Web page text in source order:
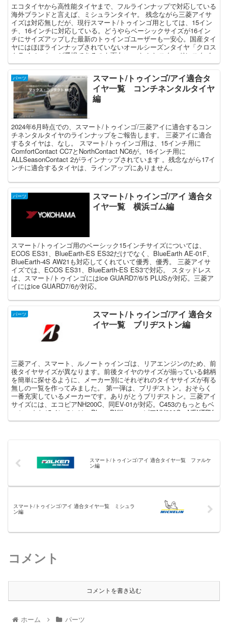
エコタイヤから高性能タイヤまで、フルラインナップで対応している
海外ブランドと言えば、ミシュランタイヤ。 残念ながら三菱アイサ
イズは対応無しだが、現行スマート/トゥインゴ用としては、15イン
チ、16インチに対応している。どうやらベーシックサイズが16イン
チにサイズアップした最新のトゥインゴユーザーも一安心。国産タイ
ヤにはほぼラインナップされていないオールシーズンタイヤ「クロス
クライメート」が選択できるのも面白い。 しかしスタッドレスタイ
ヤ「X-ICE SNOW」にはサイズが見当たらないことや、旧スマートサ
パーツ
スマート/トゥインゴ/アイ適合タ
イヤ一覧 コンチネンタルタイヤ
編
2024年6月時点での、スマート/トゥインゴ/三菱アイに適合するコン
チネンタルタイヤのラインナップをご報告します。 三菱アイに適合
するタイヤは、なし。 スマート/トゥインゴ用は、15インチ用に
ComfortContact CC7とNorthContact NC6が。16インチ用に
ALLSeasonContact 2がラインナップされています 。残念ながら17イ
ンチに適合するタイヤは、ラインアップにありません。
パーツ
スマート/トゥインゴ/アイ 適合タ
イヤ一覧 横浜ゴム編
スマート/トゥインゴ用のベーシック15インチサイズについては、
ECOS ES31、BlueEarth-ES ES32だけでなく、BlueEarth AE-01F、
BlueEarth-4S AW21も対応してくれていて優秀、優秀。 三菱アイサ
イズでは、ECOS ES31、BlueEarth-ES ES3で対応。 スタッドレス
は、スマート/トゥインゴにはice GUARD7/6/5 PLUSが対応。三菱ア
イにはice GUARD7/6が対応。
パーツ
スマート/トゥインゴ/アイ 適合タ
イヤ一覧 ブリヂストン編
三菱アイ、スマート、ルノートゥインゴは、リアエンジンのため、前
後タイヤサイズが異なります。前後タイヤのサイズが揃っている銘柄
を簡単に探せるように、メーカー別にそれぞれのタイヤサイズが有る
無しの一覧を作ってみました。 第一弾は、ブリヂストン。おそらく
一番充実しているメーカーです。ありがとうブリヂストン。三菱アイ
サイズには、エコピアNH200C、同EV-01が対応。C453のもっともベ
ーシックな15インチには、Playz PXII、エコピアNH200C、NEXTRY
の三種が対応しています
スマート/トゥインゴ/アイ 適合タイヤ一覧 ファルケ
ン編
スマート/トゥインゴ/アイ 適合タイヤ一覧 ミシュラ
ン編
コメント
コメントを書き込む
ホーム パーツ